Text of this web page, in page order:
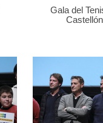
Gala del
Castellón